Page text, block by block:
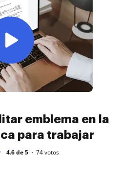
emblema en la
para trabajar
4.6 de 5 74votos